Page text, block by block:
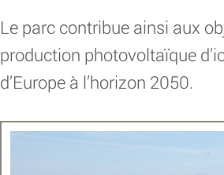
Le parc contribue ainsi aux
production photovoltaïque
d’Europe à l’horizon 2050.